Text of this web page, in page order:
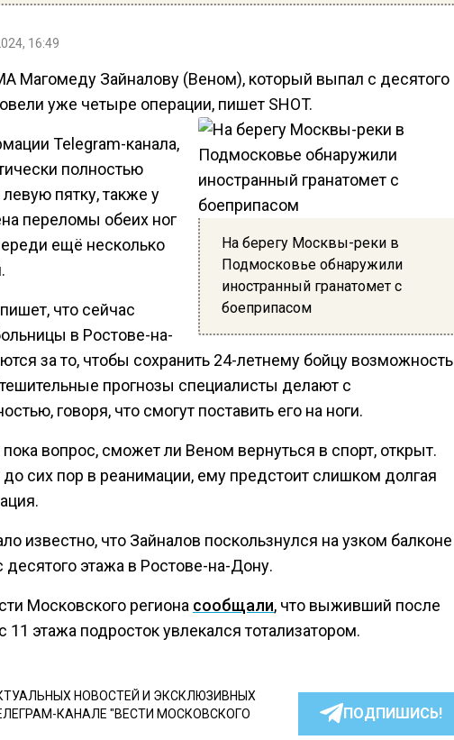
16:49
Магомеду Зайналову (Веном), который выпал с десятого
уже четыре операции, пишет SHOT.
На берегу Москвы-реки в
Подмосковье обнаружили
иностранный гранатомет с
боеприпасом
Telegram-канала,
полностью
пятку, также у
переломы обеих ног
ещё несколько
что сейчас
в Ростове-на-
за то, чтобы сохранить 24-летнему бойцу возможность
прогнозы специалисты делают с
говоря, что смогут поставить его на ноги.
вопрос, сможет ли Веном вернуться в спорт, открыт.
сих пор в реанимации, ему предстоит слишком долгая
известно, что Зайналов поскользнулся на узком балконе
десятого этажа в Ростове-на-Дону.
Московского региона сообщали, что выживший после
11 этажа подросток увлекался тотализатором.
НОВОСТЕЙ И ЭКСКЛЮЗИВНЫХ
КАНАЛЕ "ВЕСТИ МОСКОВСКОГО
ПОДПИШИСЬ!